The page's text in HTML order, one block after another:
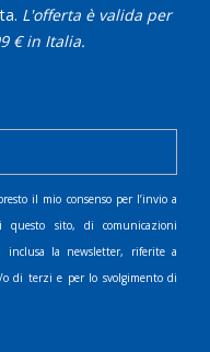
L'offerta è valida per
€ in Italia.
il mio consenso per l’invio a
sito, di comunicazioni
inclusa la newsletter, riferite a
di terzi e per lo svolgimento di